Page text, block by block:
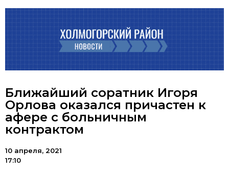
Ближайший соратник Игоря
Орлова оказался причастен к
афере с больничным
контрактом
10 апреля, 2021
17:10